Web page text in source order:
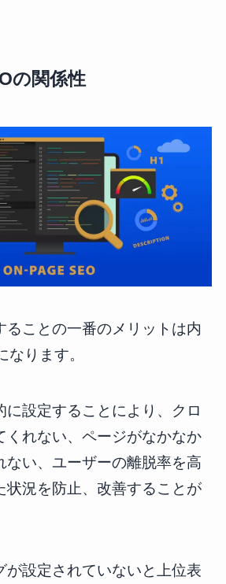
の関係性
ることの一番のメリットは内
ります。
に設定することにより、クロ
くれない、ページがなかなか
ない、ユーザーの離脱率を高
状況を防止、改善することが
が設定されていないと上位表